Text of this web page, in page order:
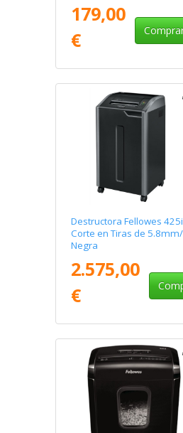
179,00
€
Destructora Fellowes
Corte en Tiras de 5.8mm/
Negra
2.575,00
€